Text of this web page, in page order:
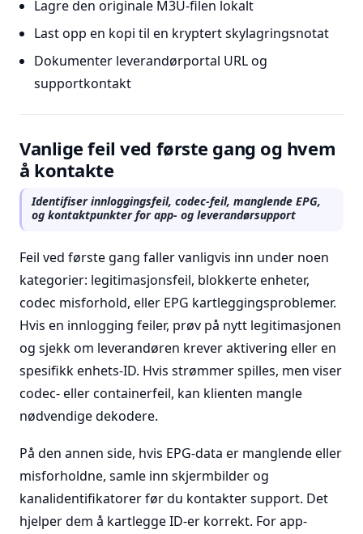
Lagre den originale M3U-filen lokalt
Last opp en kopi til en kryptert skylagringsnotat
Dokumenter leverandørportal URL og
supportkontakt
Vanlige feil ved første gang og hvem
å kontakte
Identifiser innloggingsfeil, codec-feil, manglende EPG,
og kontaktpunkter for app- og leverandørsupport
Feil ved første gang faller vanligvis inn under noen
kategorier: legitimasjonsfeil, blokkerte enheter,
codec misforhold, eller EPG kartleggingsproblemer.
Hvis en innlogging feiler, prøv på nytt legitimasjonen
og sjekk om leverandøren krever aktivering eller en
spesifikk enhets-ID. Hvis strømmer spilles, men viser
codec- eller containerfeil, kan klienten mangle
nødvendige dekodere.
På den annen side, hvis EPG-data er manglende eller
misforholdne, samle inn skjermbilder og
kanalidentifikatorer før du kontakter support. Det
hjelper dem å kartlegge ID-er korrekt. For app-